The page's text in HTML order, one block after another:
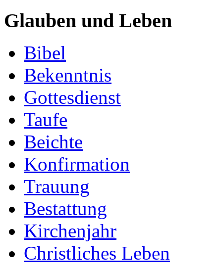
Glauben und Leben
Bibel
Bekenntnis
Gottesdienst
Taufe
Beichte
Konfirmation
Trauung
Bestattung
Kirchenjahr
Christliches Leben